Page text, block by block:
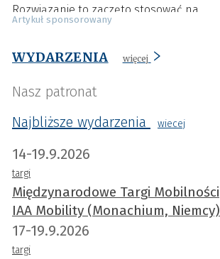
Rozwiązanie to zaczęto stosować na
dużą skalę w Ameryce w latach 50.
Artykuł sponsorowany
WYDARZENIA więcej
Nasz patronat
Najbliższe wydarzenia
wiecej
14-19.9.2026
targi
Międzynarodowe Targi Mobilności
IAA Mobility (Monachium, Niemcy)
17-19.9.2026
targi